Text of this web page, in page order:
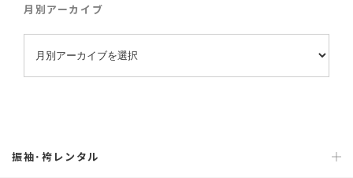
月別アーカイブ
振袖･袴レンタル